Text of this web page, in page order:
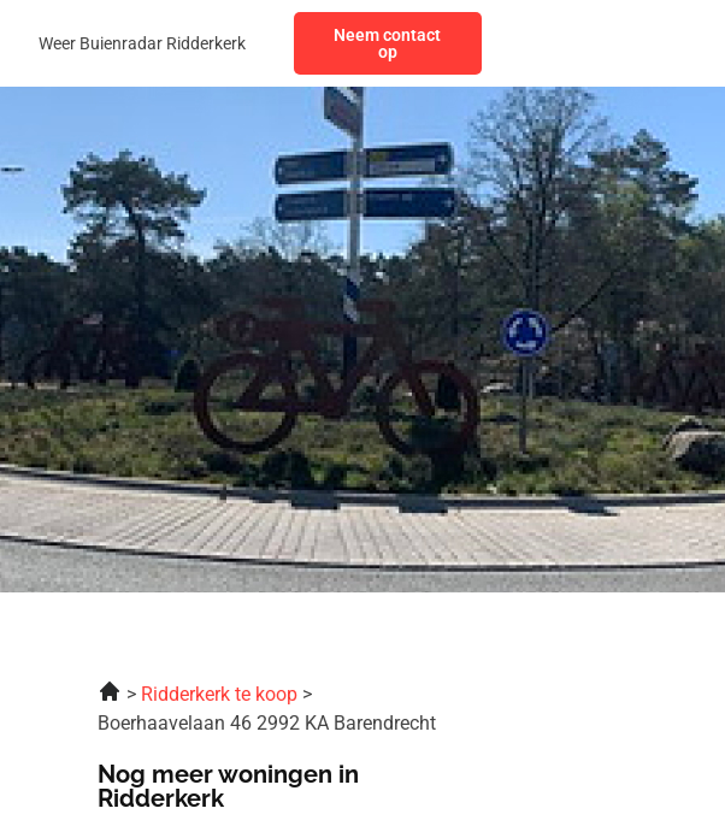
Weer Buienradar Ridderkerk
Neem contact
op
Ridderkerk te koop
Boerhaavelaan 46 2992 KA Barendrecht
Nog meer woningen in
Ridderkerk